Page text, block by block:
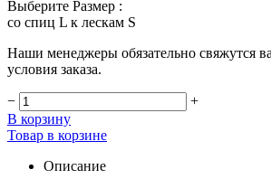
Выберите Размер :
со спиц L к лескам S
Наши менеджеры обязательно свяжутся
условия заказа.
−
+
В корзину
Товар в корзине
Описание